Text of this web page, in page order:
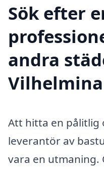
Sök efter
andra
Vilhelmina
Att hitta en pålitlig
leverantör av
vara en utmaning.